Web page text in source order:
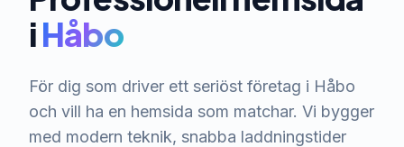
iHåbo
För dig som driver ett seriöst företag i Håbo
och vill ha en hemsida som matchar. Vi bygger
med modern teknik, snabba laddningstider